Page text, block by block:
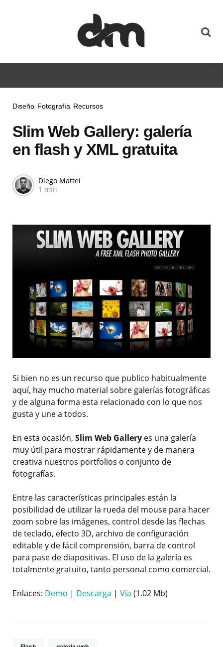
Diseño Fotografía Recursos
Slim Web Gallery: galería
en flash y XML gratuita
Diego Mattei
1 min
Si bien no es un recurso que publico habitualmente
aquí, hay mucho material sobre galerías fotográficas
y de alguna forma esta relacionado con lo que nos
gusta y une a todos.
En esta ocasión, Slim Web Gallery es una galería
muy útil para mostrar rápidamente y de manera
creativa nuestros portfolios o conjunto de
fotografías.
Entre las características principales están la
posibilidad de utilizar la rueda del mouse para hacer
zoom sobre las imágenes, control desde las flechas
de teclado, efecto 3D, archivo de configuración
editable y de fácil comprensión, barra de control
para pase de diapositivas. El uso de la galería es
totalmente gratuito, tanto personal como comercial.
Enlaces: Demo | Descarga | Vía (1.02 Mb)